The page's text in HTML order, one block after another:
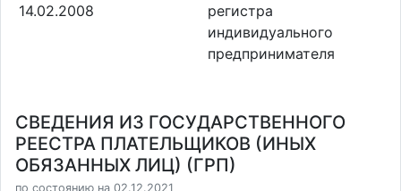
14.02.2008
регистра
индивидуального
предпринимателя
СВЕДЕНИЯ ИЗ ГОСУДАРСТВЕННОГО
РЕЕСТРА ПЛАТЕЛЬЩИКОВ (ИНЫХ
ОБЯЗАННЫХ ЛИЦ) (ГРП)
по состоянию на 02.12.2021